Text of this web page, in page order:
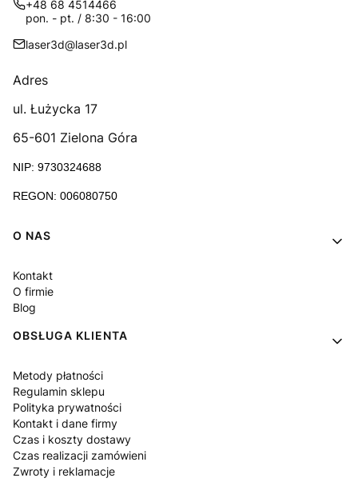
+48 68 4514466
pon. - pt. / 8:30 - 16:00
laser3d@laser3d.pl
Adres
ul. Łużycka 17
65-601 Zielona Góra
NIP: 9730324688
REGON: 006080750
Linki w stopce
O NAS
Kontakt
O firmie
Blog
OBSŁUGA KLIENTA
Metody płatności
Regulamin sklepu
Polityka prywatności
Kontakt i dane firmy
Czas i koszty dostawy
Czas realizacji zamówieni
Zwroty i reklamacje